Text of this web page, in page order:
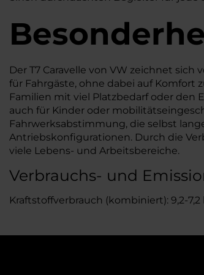
Der T7 Caravelle von VW zeichnet
für Fahrgäste, ohne dabei auf Komfort
Familien mit viel Platzbedarf oder den
auch für Kinder oder
Fahrwerksabstimmung, die selbst
Antriebskonfigurationen. Durch die
viele Lebens- und Arbeitsbereiche.
Verbrauchs- und
Kraftstoffverbrauch (kombiniert): 9,2-7,2